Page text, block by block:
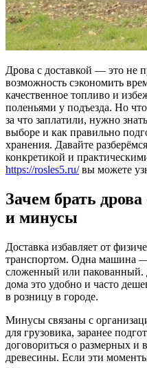
Дрова с доставкой — это не
возможность сэкономить
качественное топливо и
поленьями у подъезда. Но
за что заплатили, нужно
выборе и как правильно
хранения. Давайте
конкретикой и
https://rosles5.ru/вы можете
Зачем брать
и минусы
Доставка избавляет от
транспортом. Одна машина —
сложенный или пакованный.
дома это удобно и часто
в розницу в городе.
Минусы связаны с
для грузовика, заранее
договориться о размерных и
древесины. Если эти